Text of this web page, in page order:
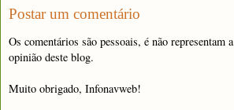
Postar um comentário
Os comentários são pessoais, é não representam a
opinião deste blog.
Muito obrigado, Infonavweb!